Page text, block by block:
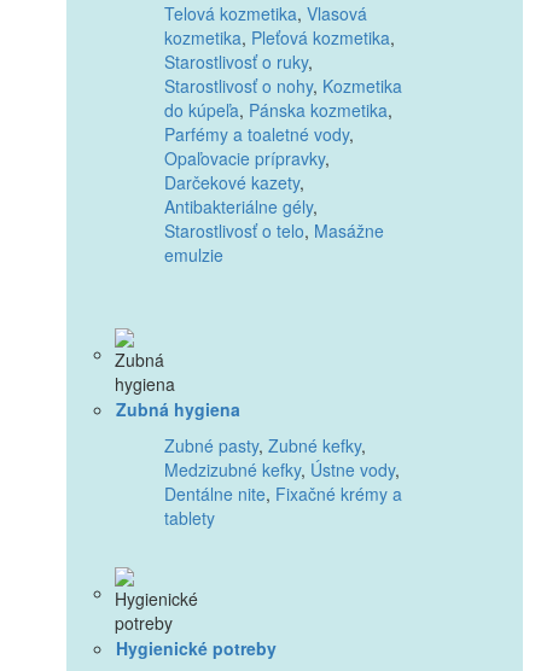
Telová kozmetika, Vlasová
kozmetika, Pleťová kozmetika,
Starostlivosť o ruky,
Starostlivosť o nohy, Kozmetika
do kúpeľa, Pánska kozmetika,
Parfémy a toaletné vody,
Opaľovacie prípravky,
Darčekové kazety,
Antibakteriálne gély,
Starostlivosť o telo, Masážne
emulzie
Zubná hygiena
Zubné pasty, Zubné kefky,
Medzizubné kefky, Ústne vody,
Dentálne nite, Fixačné krémy a
tablety
Hygienické potreby